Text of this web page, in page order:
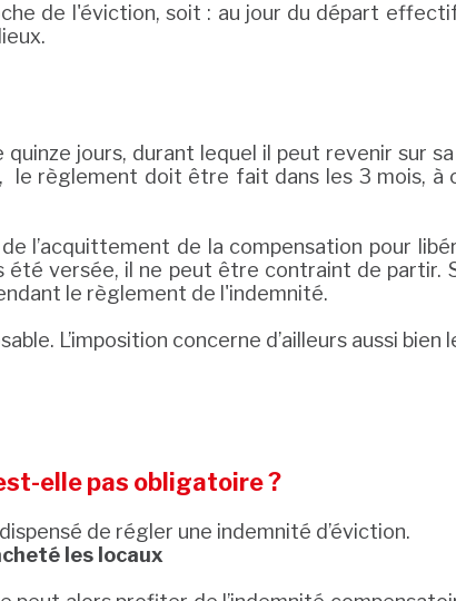
de l'éviction, soit : au jour du départ
quinze jours, durant lequel il peut revenir sur
règlement doit être fait dans les 3 mois, à
l’acquittement de la compensation pour
versée, il ne peut être contraint de partir.
le règlement de l'indemnité.
L’imposition concerne d’ailleurs aussi bien
elle pas obligatoire ?
de régler une indemnité d’éviction.
les locaux